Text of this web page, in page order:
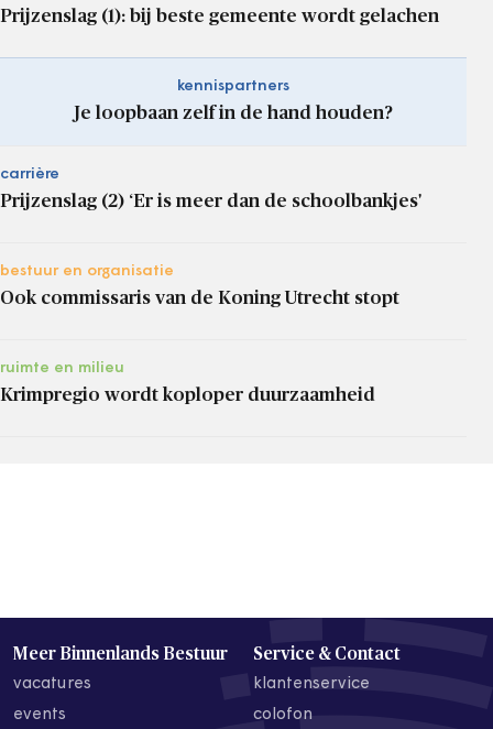
Prijzenslag (1): bij beste gemeente wordt gelachen
kennispartners
Je loopbaan zelf in de hand houden?
carrière
Prijzenslag (2) ‘Er is meer dan de schoolbankjes'
bestuur en organisatie
Ook commissaris van de Koning Utrecht stopt
ruimte en milieu
Krimpregio wordt koploper duurzaamheid
Meer Binnenlands Bestuur
vacatures
events
Service & Contact
klantenservice
colofon